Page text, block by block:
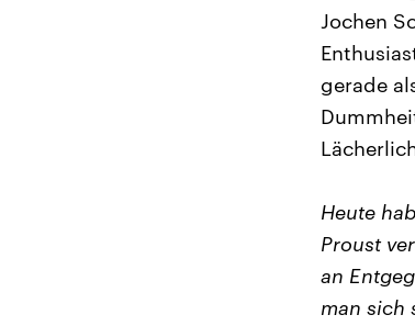
Jochen
gerade
Heute
Proust
an
man sich